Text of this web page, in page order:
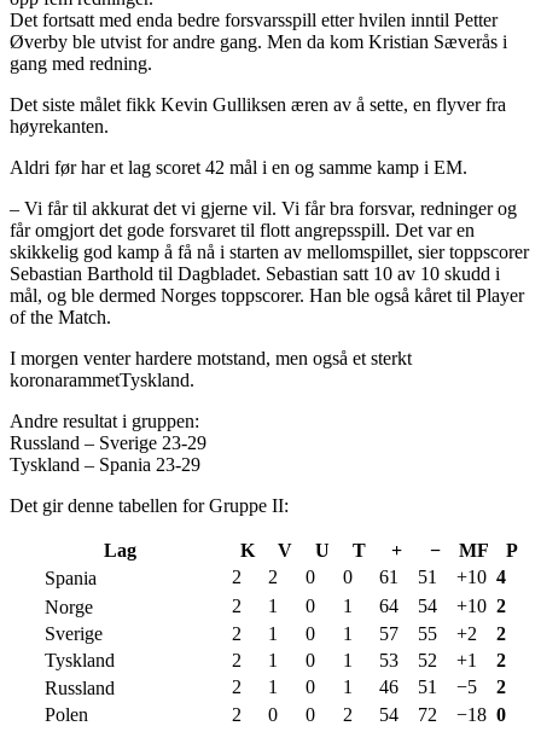
Det fortsatt med enda bedre forsvarsspill etter hvilen inntil Petter
Øverby ble utvist for andre gang. Men da kom Kristian Sæverås i
gang med redning.
Det siste målet fikk Kevin Gulliksen æren av å sette, en flyver fra
høyrekanten.
Aldri før har et lag scoret 42 mål i en og samme kamp i EM.
– Vi får til akkurat det vi gjerne vil. Vi får bra forsvar, redninger og
får omgjort det gode forsvaret til flott angrepsspill. Det var en
skikkelig god kamp å få nå i starten av mellomspillet, sier toppscorer
Sebastian Barthold til Dagbladet. Sebastian satt 10 av 10 skudd i
mål, og ble dermed Norges toppscorer. Han ble også kåret til Player
of the Match.
I morgen venter hardere motstand, men også et sterkt
koronarammetTyskland.
Andre resultat i gruppen:
Russland – Sverige 23-29
Tyskland – Spania 23-29
Det gir denne tabellen for Gruppe II:
Lag K V U T + − MF
P
Spania
2 2 0 0 61 51 +10 4
Norge
2 1 0 1 64 54 +10 2
Sverige
2 1 0 1 57 55 +2
2
Tyskland
2 1 0 1 53 52 +1
2
Russland
2 1 0 1 46 51 −5
2
Polen
2 0 0 2 54 72 −18 0